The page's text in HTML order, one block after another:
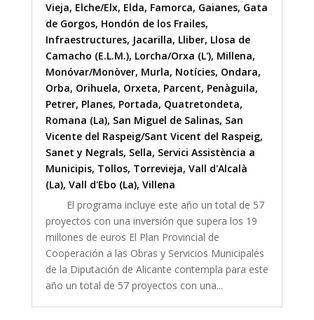
Vieja, Elche/Elx, Elda, Famorca, Gaianes, Gata
de Gorgos, Hondón de los Frailes,
Infraestructures, Jacarilla, Lliber, Llosa de
Camacho (E.L.M.), Lorcha/Orxa (L'), Millena,
Monóvar/Monòver, Murla, Notícies, Ondara,
Orba, Orihuela, Orxeta, Parcent, Penàguila,
Petrer, Planes, Portada, Quatretondeta,
Romana (La), San Miguel de Salinas, San
Vicente del Raspeig/Sant Vicent del Raspeig,
Sanet y Negrals, Sella, Servici Assistència a
Municipis, Tollos, Torrevieja, Vall d'Alcalà
(La), Vall d'Ebo (La), Villena
El programa incluye este año un total de 57
proyectos con una inversión que supera los 19
millones de euros El Plan Provincial de
Cooperación a las Obras y Servicios Municipales
de la Diputación de Alicante contempla para este
año un total de 57 proyectos con una...